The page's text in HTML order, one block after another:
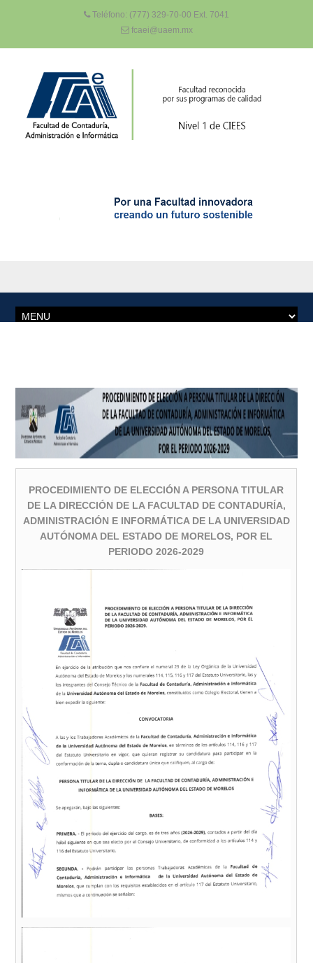
Teléfono: (777) 329-70-00 Ext. 7041
fcaei@uaem.mx
PROCEDIMIENTO DE ELECCIÓN A PERSONA TITULAR
DE LA DIRECCIÓN DE LA FACULTAD DE CONTADURÍA,
ADMINISTRACIÓN E INFORMÁTICA DE LA UNIVERSIDAD
AUTÓNOMA DEL ESTADO DE MORELOS, POR EL
PERIODO 2026-2029